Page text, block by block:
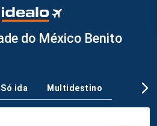
do México Benito
Só ida Multidestino